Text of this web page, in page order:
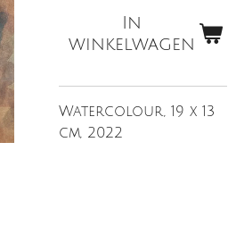
In
winkelwagen
Watercolour, 19 x 13
cm, 2022